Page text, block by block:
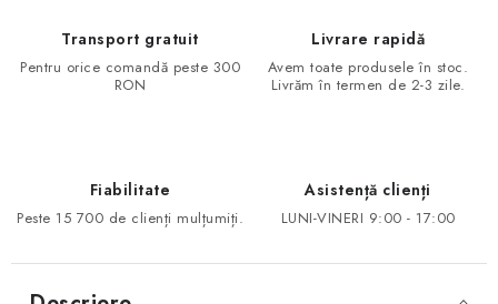
Transport gratuit
Pentru orice comandă peste 300
RON
Livrare rapidă
Avem toate produsele în stoc.
Livrăm în termen de 2-3 zile.
Fiabilitate
Peste 15 700 de clienți mulțumiți.
Asistență clienți
LUNI-VINERI 9:00 - 17:00